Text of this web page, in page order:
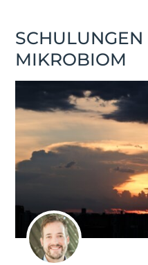
MIKROBIOM